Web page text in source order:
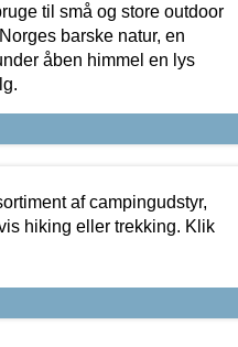
til små og store outdoor
barske natur, en
åben himmel en lys
af campingudstyr,
hiking eller trekking. Klik